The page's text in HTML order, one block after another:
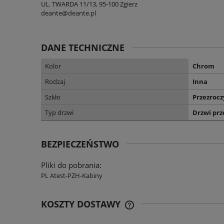
UL. TWARDA 11/13, 95-100 Zgierz
deante@deante.pl
DANE TECHNICZNE
Kolor
Chrom
Rodzaj
Inna
Szkło
Typ drzwi
Drzwi
BEZPIECZEŃSTWO
Pliki do pobrania:
PL Atest-PZH-Kabiny
KOSZTY DOSTAWY